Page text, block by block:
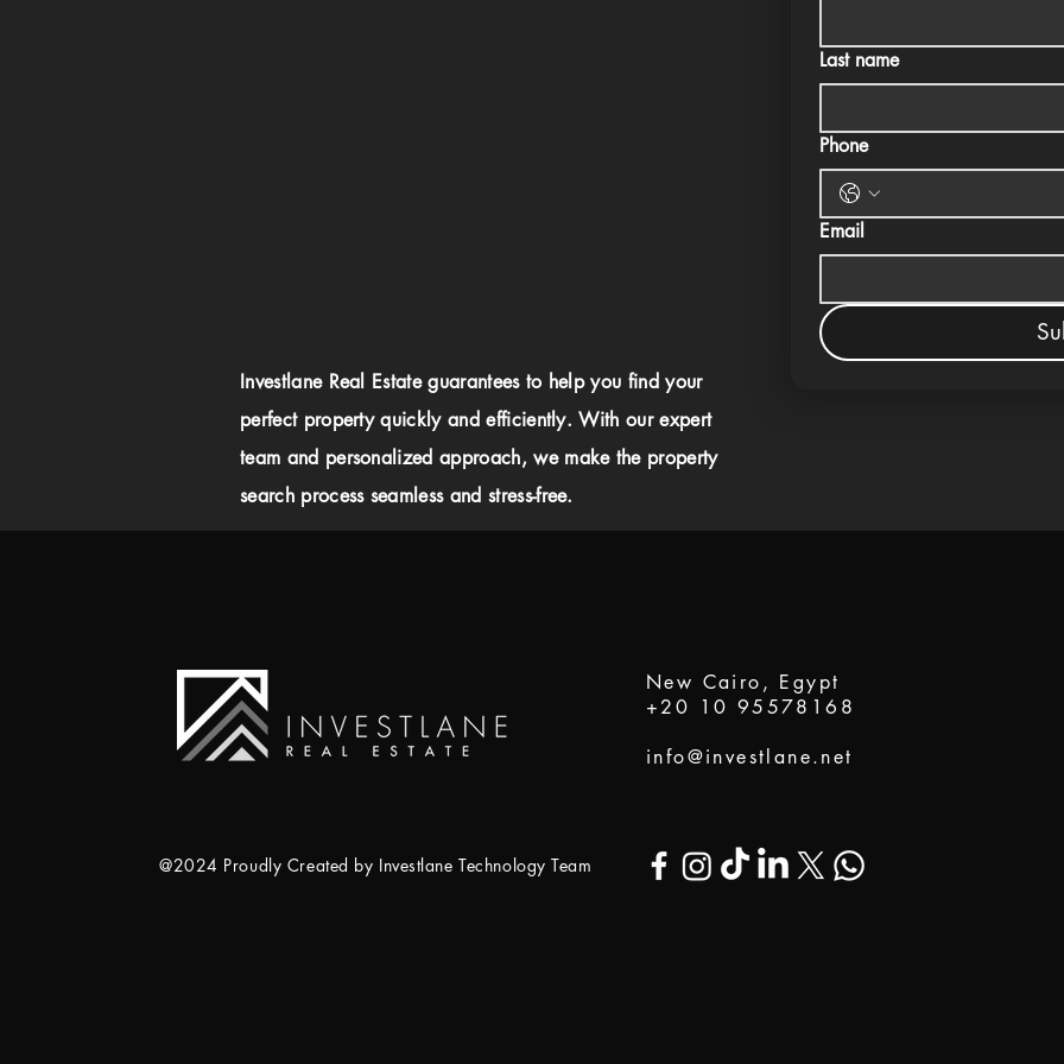
Investlane Real Estate guarantees to help you find your
perfect property quickly and efficiently. With our expert
team and personalized approach, we make the property
search process seamless and stress-free.
Last name
Phone
Email
New Cairo, Egypt
+20 10 95578168
info@investlane.net
@2024 Proudly Created by Investlane Technology Team